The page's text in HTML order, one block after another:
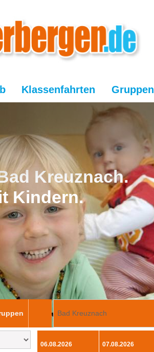
Klassenfahrten Gruppen
Kreuznach.
Kindern.